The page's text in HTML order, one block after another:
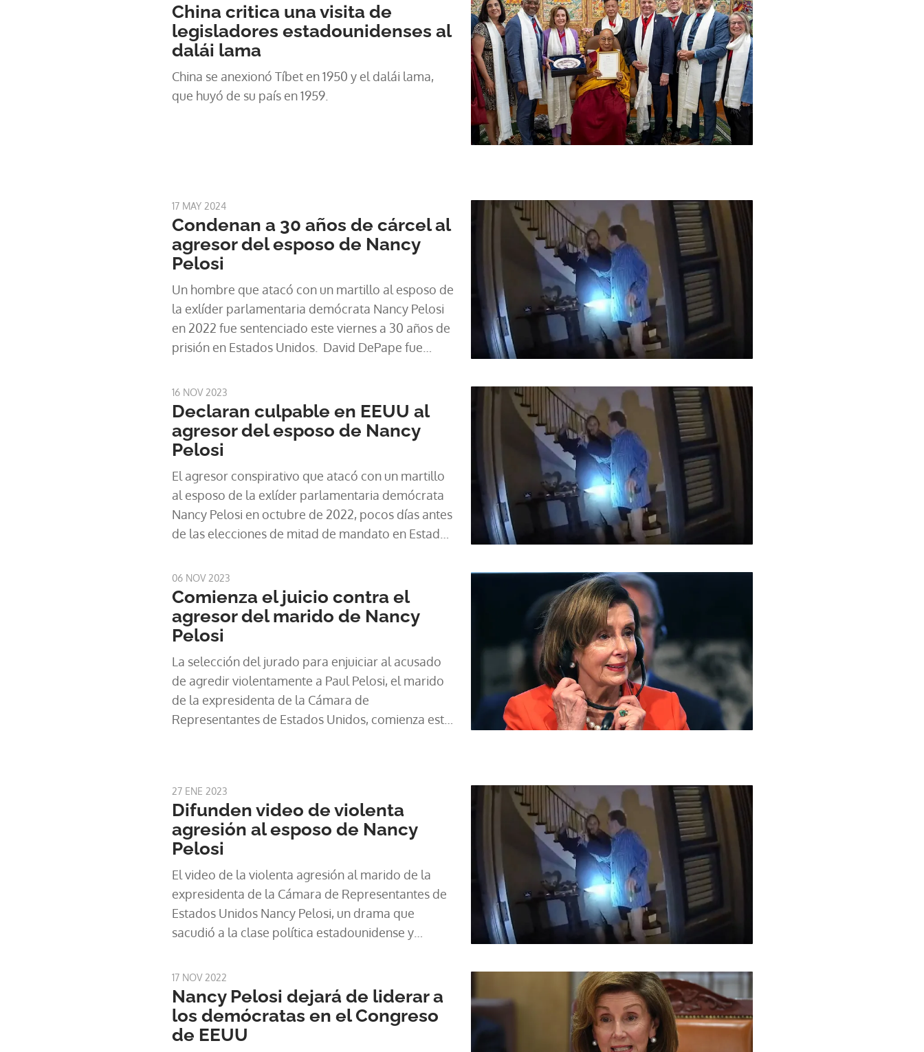
China critica una visita de
legisladores estadounidenses al
dalái lama
China se anexionó Tíbet en 1950 y el dalái lama,
que huyó de su país en 1959.
17 MAY 2024
Condenan a 30 años de cárcel al
agresor del esposo de Nancy
Pelosi
Un hombre que atacó con un martillo al esposo de
la exlíder parlamentaria demócrata Nancy Pelosi
en 2022 fue sentenciado este viernes a 30 años de
prisión en Estados Unidos. David DePape fue
la casa de la pareja en San Francisco pocos días
antes de las elecciones de mitad de mandato y de
cometer el ataque en el que le fracturó el cráneo a
Paul Pelosi, de 84 años.
16 NOV 2023
Declaran culpable en EEUU al
agresor del esposo de Nancy
Pelosi
El agresor conspirativo que atacó con un martillo
al esposo de la exlíder parlamentaria demócrata
Nancy Pelosi en octubre de 2022, pocos días antes
de las elecciones de mitad de mandato en Estados
tribunal de San Francisco.
06 NOV 2023
Comienza el juicio contra el
agresor del marido de Nancy
Pelosi
La selección del jurado para enjuiciar al acusado
de agredir violentamente a Paul Pelosi, el marido
de la expresidenta de la Cámara de
Representantes de Estados Unidos, comienza este
27 ENE 2023
Difunden video de violenta
agresión al esposo de Nancy
Pelosi
El video de la violenta agresión al marido de la
expresidenta de la Cámara de Representantes de
Estados Unidos Nancy Pelosi, un drama que
sacudió a la clase política estadounidense y
difundido el viernes por decisión de un juez. En
estas imágenes del 28 de octubre, grabadas por la
cámara corporal de los policías que intervinieron
en la residencia de los Pelosi en San Francisco,
17 NOV 2022
Nancy Pelosi dejará de liderar a
los demócratas en el Congreso
de EEUU